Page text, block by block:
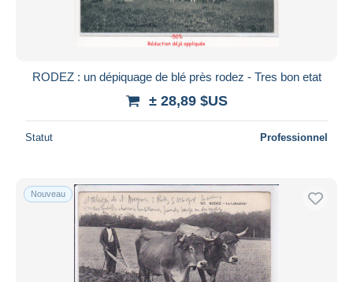
RODEZ : un dépiquage de blé près rodez - Tres bon etat
± 28,89 $US
Statut Professionnel
Nouveau